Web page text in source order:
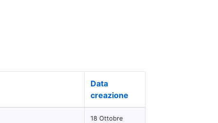
Data
creazione
18 Ottobre